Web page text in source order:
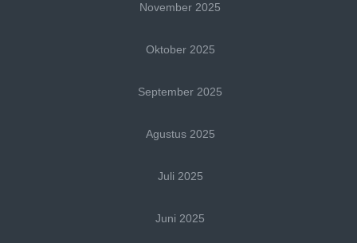
November 2025
Oktober 2025
September 2025
Agustus 2025
Juli 2025
Juni 2025